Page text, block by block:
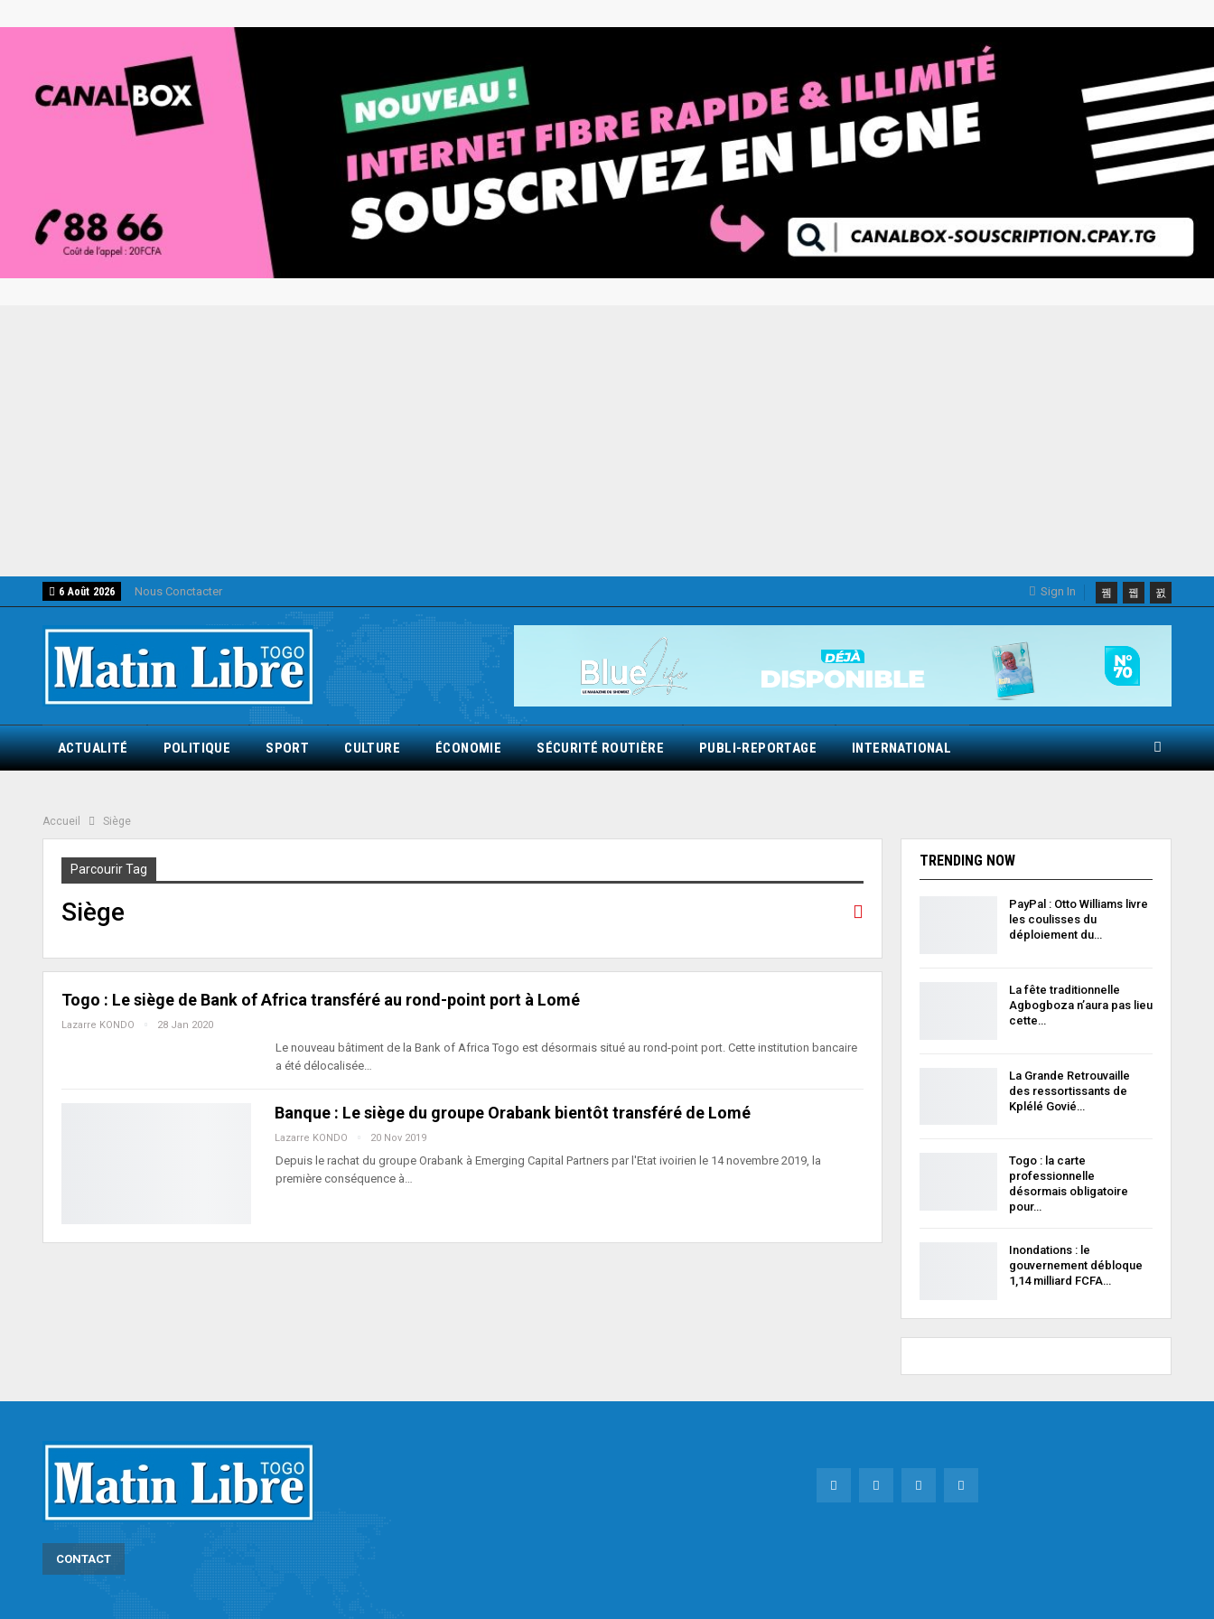
Sign In
6 Août 2026 Nous Conctacter
ACTUALITÉ POLITIQUE SPORT CULTURE ÉCONOMIE SÉCURITÉ ROUTIÈRE PUBLI-REPORTAGE INTERNATIONAL
Accueil Siège
Parcourir Tag
Siège
Togo : Le siège de Bank of Africa transféré au rond-point port à Lomé
Lazarre KONDO 28 Jan 2020
Le nouveau bâtiment de la Bank of Africa Togo est désormais situé au rond-point port. Cette institution bancaire
a été délocalisée…
Banque : Le siège du groupe Orabank bientôt transféré de Lomé
Lazarre KONDO 20 Nov 2019
Depuis le rachat du groupe Orabank à Emerging Capital Partners par l'Etat ivoirien le 14 novembre 2019, la
première conséquence à…
TRENDING NOW
PayPal : Otto Williams livre
les coulisses du
déploiement du…
La fête traditionnelle
Agbogboza n’aura pas lieu
cette…
La Grande Retrouvaille
des ressortissants de
Kplélé Govié…
Togo : la carte
professionnelle
désormais obligatoire
pour…
Inondations : le
gouvernement débloque
1,14 milliard FCFA…
CONTACT